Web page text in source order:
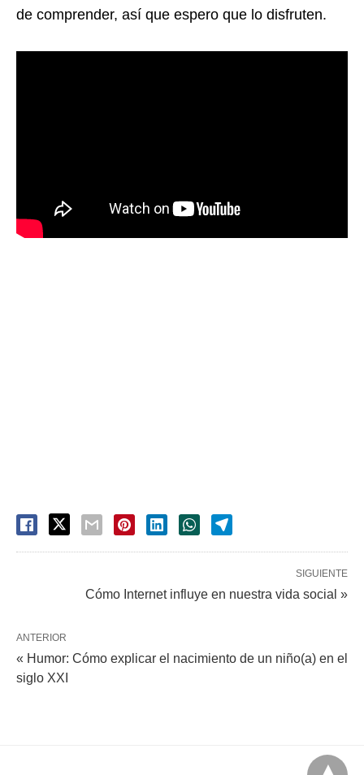
de comprender, así que espero que lo disfruten.
SIGUIENTE
Cómo Internet influye en nuestra vida social »
ANTERIOR
« Humor: Cómo explicar el nacimiento de un niño(a) en el
siglo XXI